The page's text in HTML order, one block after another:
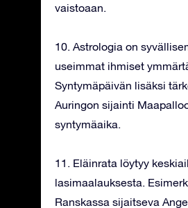
vaistoaan.
10. Astrologia on
useimmat ihmiset
Syntymäpäivän lisäksi
Auringon sijainti
syntymäaika.
11. Eläinrata löytyy
lasimaalauksesta.
Ranskassa sijaitseva